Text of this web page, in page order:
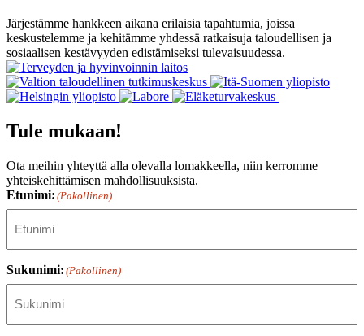
Järjestämme hankkeen aikana erilaisia tapahtumia, joissa
keskustelemme ja kehitämme yhdessä ratkaisuja taloudellisen ja
sosiaalisen kestävyyden edistämiseksi tulevaisuudessa.
Tule mukaan!
Ota meihin yhteyttä alla olevalla lomakkeella, niin kerromme
yhteiskehittämisen mahdollisuuksista.
Etunimi: (Pakollinen)
Sukunimi: (Pakollinen)